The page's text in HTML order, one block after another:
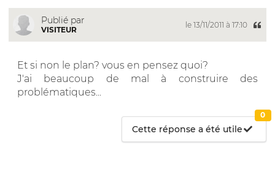
Publié par
VISITEUR
le 13/11/2011 à 17:10
Et si non le plan? vous en pensez quoi?
J'ai beaucoup de mal à construire des
problématiques...
Cette réponse a été utile
0